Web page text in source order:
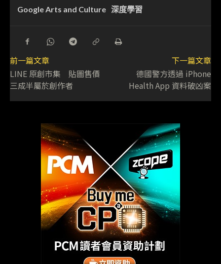
Google Arts and Culture 深度學習
前一篇文章
LINE 原創市集 貼圖售價
三成半屬於創作者
下一篇文章
德國警方透過 iPhone
Health App 資料破凶案